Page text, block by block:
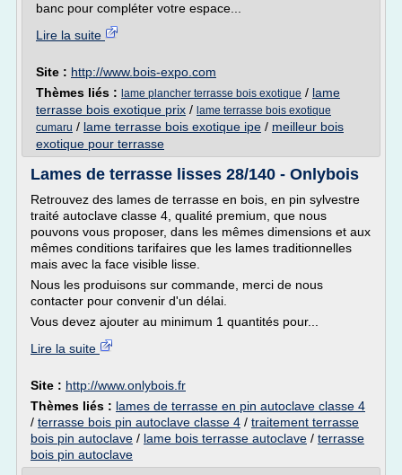
banc pour compléter votre espace...
Lire la suite
Site : http://www.bois-expo.com
Thèmes liés : lame plancher terrasse bois exotique / lame
terrasse bois exotique prix / lame terrasse bois exotique
cumaru / lame terrasse bois exotique ipe / meilleur bois
exotique pour terrasse
Lames de terrasse lisses 28/140 - Onlybois
Retrouvez des lames de terrasse en bois, en pin sylvestre
traité autoclave classe 4, qualité premium, que nous
pouvons vous proposer, dans les mêmes dimensions et aux
mêmes conditions tarifaires que les lames traditionnelles
mais avec la face visible lisse.
Nous les produisons sur commande, merci de nous
contacter pour convenir d'un délai.
Vous devez ajouter au minimum 1 quantités pour...
Lire la suite
Site : http://www.onlybois.fr
Thèmes liés : lames de terrasse en pin autoclave classe 4
/ terrasse bois pin autoclave classe 4 / traitement terrasse
bois pin autoclave / lame bois terrasse autoclave / terrasse
bois pin autoclave